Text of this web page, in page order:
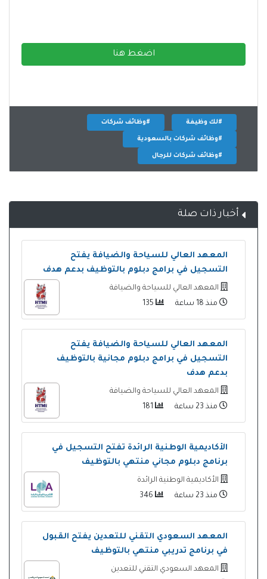
اضغط هنا
#لك وظيفة #وظائف شركات
#وظائف شركات بالسعودية
#وظائف شركات للرجال
أخبار ذات صلة
المعهد العالي للسياحة والضيافة يفتح
التسجيل في برامج دبلوم بالتوظيف بدعم هدف
المعهد العالي للسياحة والضيافة
منذ 18 ساعة
المعهد العالي للسياحة والضيافة يفتح
التسجيل في برامج دبلوم مجانية بالتوظيف
بدعم هدف
المعهد العالي للسياحة والضيافة
منذ 23 ساعة
الأكاديمية الوطنية الرائدة تفتح التسجيل في
برنامج دبلوم مجاني منتهي بالتوظيف
الأكاديمية الوطنية الرائدة
منذ 23 ساعة
المعهد السعودي التقني للتعدين يفتح القبول
في برنامج تدريبي منتهي بالتوظيف
المعهد السعودي التقني للتعدين